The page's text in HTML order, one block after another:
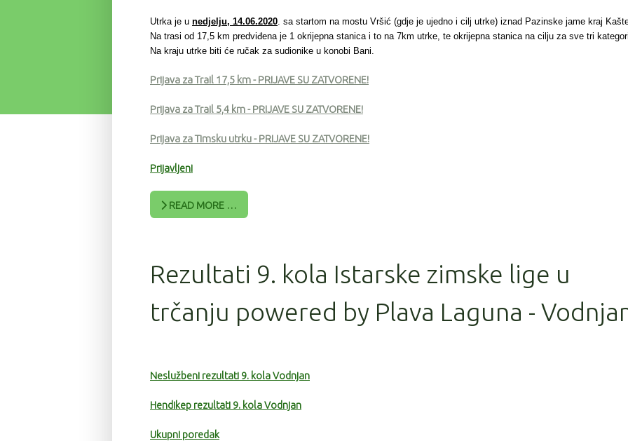
Utrka je u nedjelju, 14.06.2020. sa startom na mostu Vršić (gdje je ujedno i cilj utrke) iznad Pazinske jame kraj
Na trasi od 17,5 km predviđena je 1 okrijepna stanica i to na 7km utrke, te okrijepna stanica na cilju za sve tri
Na kraju utrke biti će ručak za sudionike u konobi Bani.
Prijava za Trail 17,5 km- PRIJAVE SU ZATVORENE!
Prijava za Trail 5,4 km- PRIJAVE SU ZATVORENE!
Prijava za Timsku utrku - PRIJAVE SU ZATVORENE!
Prijavljeni
READ MORE …
Rezultati 9. kola Istarske zimske lige u
trčanju powered by Plava Laguna -
Neslužbeni rezultati 9. kola Vodnjan
Hendikep rezultati 9. kola Vodnjan
Ukupni poredak